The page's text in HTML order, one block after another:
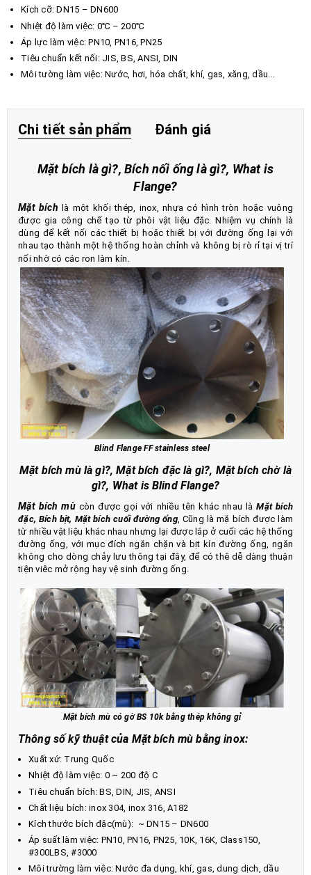
Kích cỡ: DN15 – DN600
Nhiệt độ làm việc: 0℃ – 200℃
Áp lực làm việc: PN10, PN16, PN25
Tiêu chuẩn kết nối: JIS, BS, ANSI, DIN
Môi tường làm việc: Nước, hơi, hóa chất, khí, gas, xăng, dầu...
Chi tiết sản phẩm Đánh giá
Mặt bích là gì?, Bích nối ống là gì?, What is
Flange?
Mặt bích
là một khối thép, inox, nhựa có hình tròn hoặc vuông
được gia công chế tạo từ phôi vật liệu đặc. Nhiệm vụ chính là
dùng để kết nối các thiết bị hoặc thiết bị với đường ống lại với
nhau tạo thành một hệ thống hoàn chỉnh và không bị rò rỉ tại vị trí
nối nhờ có các ron làm kín.
Blind Flange FF stainless steel
Mặt bích mù là gì?, Mặt bích đặc là gì?, Mặt bích chờ là
gì?, What is Blind Flange?
Mặt bích mù còn được gọi với nhiều tên khác nhau làMặt bích
đặc, Bích bịt, Mặt bích cuối đường ống, Cũng là mặ bích được làm
từ nhiều vật liệu khác nhau nhưng lại được lắp ở cuối các hệ thống
đường ống, với mục đích ngăn chặn và bịt kín đường ống, ngăn
không cho dòng chảy lưu thông tại đây, để có thê dễ dàng thuận
tiện viêc mở rộng hay vệ sinh đường ống.
Mặt bích mù có gờ BS 10k bằng thép không gỉ
Thông số kỹ thuật của Mặt bích mù bằng inox:
Xuất xứ: Trung Quốc
Nhiệt độ làm việc: 0 ~ 200 độ C
Tiêu chuẩn bích: BS, DIN, JIS, ANSI
Chất liệu bích: inox 304, inox 316, A182
Kích thước bích đặc(mù): ~ DN15 – DN600
Áp suất làm việc: PN10, PN16, PN25, 10K, 16K, Class150,
#300LBS, #3000
Môi trường làm việc: Nước đa dụng, khí, gas, dung dịch, dầu